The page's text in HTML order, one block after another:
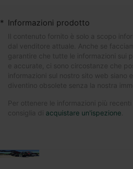
* Informazioni prodotto
Il contenuto fornito è solo a scopo
dal venditore attuale. Anche se
garantire che tutte le informazioni sui
e accurate, ci sono circostanze che
informazioni sul nostro sito web siano
diventino obsolete senza la nostra
Per ottenere le informazioni più recenti
consiglia di acquistare un'ispezione